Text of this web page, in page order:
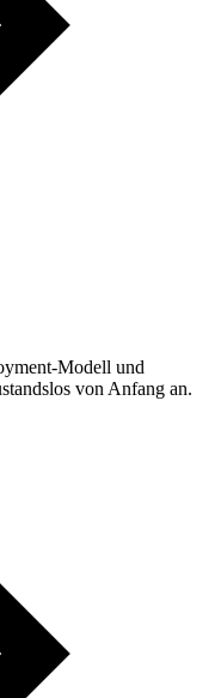
Modell und
von Anfang an.